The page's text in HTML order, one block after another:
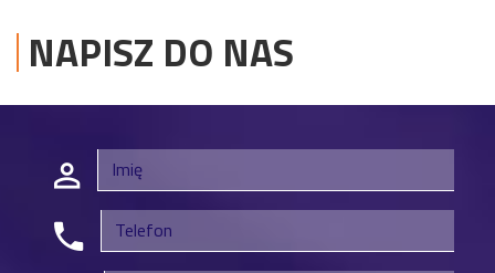
NAPISZ DO NAS